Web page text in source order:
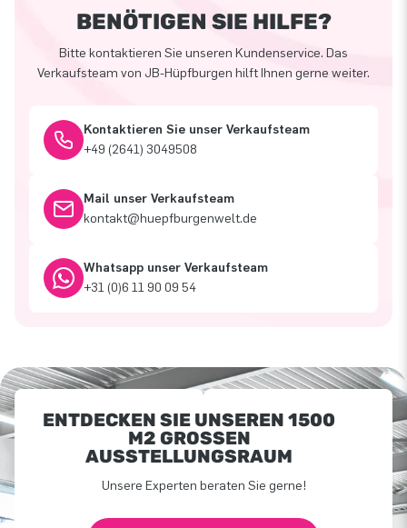
BENÖTIGEN SIE HILFE?
Bitte kontaktieren Sie unseren Kundenservice. Das
Verkaufsteam von JB-Hüpfburgen hilft Ihnen gerne weiter.
Kontaktieren Sie unser Verkaufsteam
+49 (2641) 3049508
Mail unser Verkaufsteam
kontakt@huepfburgenwelt.de
Whatsapp unser Verkaufsteam
+31 (0)6 11 90 09 54
ENTDECKEN SIE UNSEREN 1500
M2 GROSSEN A
USSTELLUNGSRAUM
Unsere Experten beraten Sie gerne!